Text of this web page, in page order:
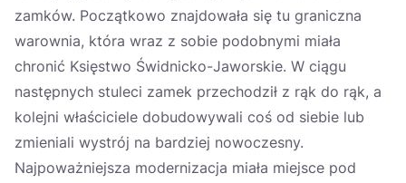
zamków. Początkowo znajdowała się tu graniczna
warownia, która wraz z sobie podobnymi miała
chronić Księstwo Świdnicko-Jaworskie. W ciągu
następnych stuleci zamek przechodził z rąk do rąk, a
kolejni właściciele dobudowywali coś od siebie lub
zmieniali wystrój na bardziej nowoczesny.
Najpoważniejsza modernizacja miała miejsce pod